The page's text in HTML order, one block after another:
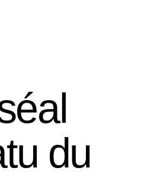
du